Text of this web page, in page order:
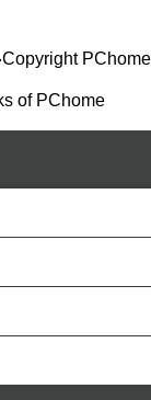
‧Copyright PChome
of PChome